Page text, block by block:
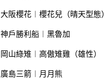
大阪櫻花︱櫻花兒（晴天型態）
神戶勝利船︱黑魯加
岡山綠雉︱高傲雉雞（雄性）
廣島三箭︱月月熊